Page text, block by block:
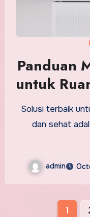
Panduan
untuk
Tingkat
Solusi terbaik
dan sehat
admin
1